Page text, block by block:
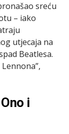
sreću
– iako
utjecaja na
Beatlesa.
i